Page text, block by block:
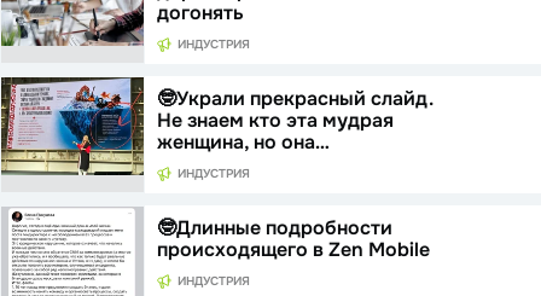
догонять
ИНДУСТРИЯ
🤓Украли прекрасный слайд.
Не знаем кто эта мудрая
женщина, но она…
ИНДУСТРИЯ
🤓Длинные подробности
происходящего в Zen Mobile
ИНДУСТРИЯ